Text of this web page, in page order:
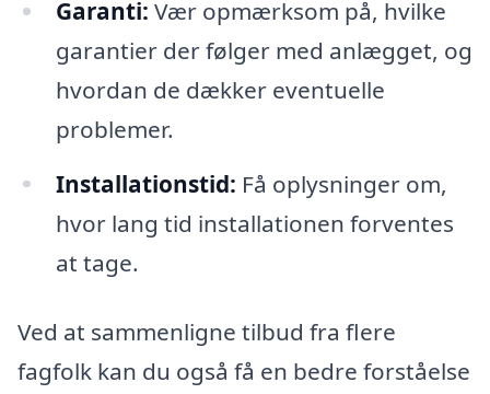
Garanti: Vær opmærksom på, hvilke
garantier der følger med anlægget, og
hvordan de dækker eventuelle
problemer.
Installationstid: Få oplysninger om,
hvor lang tid installationen forventes
at tage.
Ved at sammenligne tilbud fra flere
fagfolk kan du også få en bedre forståelse